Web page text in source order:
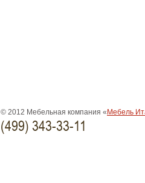
© 2012 Мебельная компания « Мебель
(499) 343-33-11